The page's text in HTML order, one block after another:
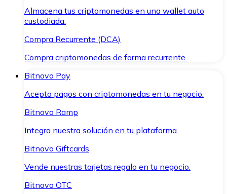
Almacena tus criptomonedas en una wallet auto
custodiada.
Compra Recurrente (DCA)
Compra criptomonedas de forma recurrente.
Bitnovo Pay
Acepta pagos con criptomonedas en tu negocio.
Bitnovo Ramp
Integra nuestra solución en tu plataforma.
Bitnovo Giftcards
Vende nuestras tarjetas regalo en tu negocio.
Bitnovo OTC